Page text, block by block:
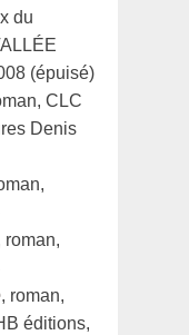
du
(épuisé)
CLC
Denis
roman,
, roman,
éditions,